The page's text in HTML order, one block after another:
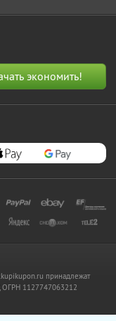
принадлежат
ОГРН 1127747063212